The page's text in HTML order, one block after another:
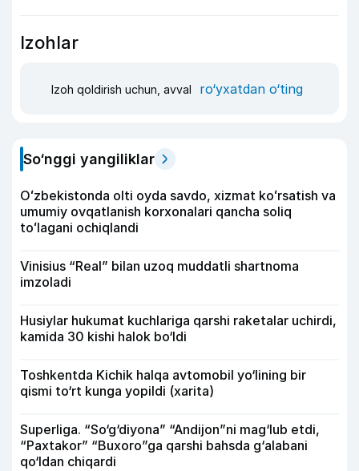
Izohlar
Izoh qoldirish uchun, avval ro‘yxatdan o‘ting
So‘nggi yangiliklar
Oʻzbekistonda olti oyda savdo, xizmat koʻrsatish va
umumiy ovqatlanish korxonalari qancha soliq
toʻlagani ochiqlandi
Vinisius “Real” bilan uzoq muddatli shartnoma
imzoladi
Husiylar hukumat kuchlariga qarshi raketalar uchirdi,
kamida 30 kishi halok bo‘ldi
Toshkentda Kichik halqa avtomobil yo‘lining bir
qismi to‘rt kunga yopildi (xarita)
Superliga. “So‘g‘diyona” “Andijon”ni mag‘lub etdi,
“Paxtakor” “Buxoro”ga qarshi bahsda g‘alabani
qo‘ldan chiqardi